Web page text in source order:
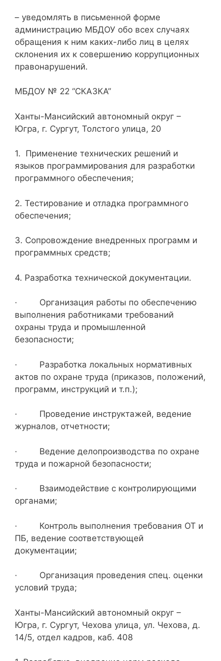
– уведомлять в письменной форме
администрацию МБДОУ обо всех случаях
обращения к ним каких-либо лиц в целях
склонения их к совершению коррупционных
правонарушений.
МБДОУ № 22 “СКАЗКА”
Ханты-Мансийский автономный округ –
Югра, г. Сургут, Толстого улица, 20
1. Применение технических решений и
языков программирования для разработки
программного обеспечения;
2. Тестирование и отладка программного
обеспечения;
3. Сопровождение внедренных программ и
программных средств;
4. Разработка технической документации.
· Организация работы по обеспечению
выполнения работниками требований
охраны труда и промышленной
безопасности;
· Разработка локальных нормативных
актов по охране труда (приказов, положений,
программ, инструкций и т.п.);
· Проведение инструктажей, ведение
журналов, отчетности;
· Ведение делопроизводства по охране
труда и пожарной безопасности;
· Взаимодействие с контролирующими
органами;
· Контроль выполнения требования ОТ и
ПБ, ведение соответствующей
документации;
· Организация проведения спец. оценки
условий труда;
Ханты-Мансийский автономный округ –
Югра, г. Сургут, Чехова улица, ул. Чехова, д.
14/5, отдел кадров, каб. 408